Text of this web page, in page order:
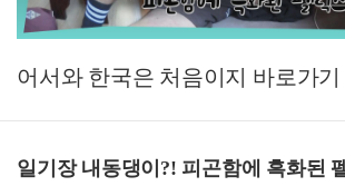
어서와 한국은 처음이지
일기장 내동댕이?! 피곤함에 흑화된